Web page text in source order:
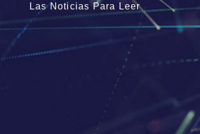
Las Noticias Para Leer